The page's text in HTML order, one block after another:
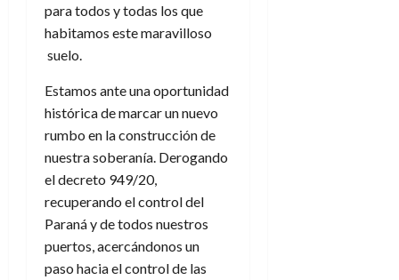
para todos y todas los que
habitamos este maravilloso
suelo.
Estamos ante una oportunidad
histórica de marcar un nuevo
rumbo en la construcción de
nuestra soberanía. Derogando
el decreto 949/20,
recuperando el control del
Paraná y de todos nuestros
puertos, acercándonos un
paso hacia el control de las